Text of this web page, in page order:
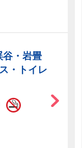
谷・岩畳
・トイレ